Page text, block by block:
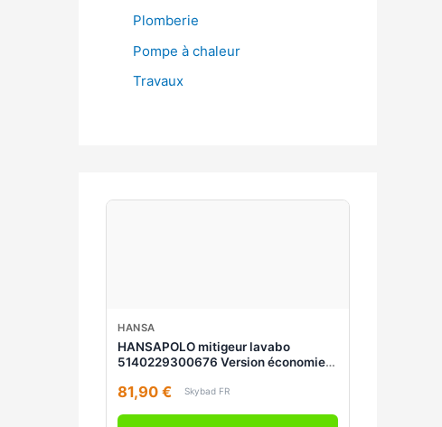
Plomberie
Pompe à chaleur
Travaux
HANSA
HANSAPOLO mitigeur lavabo
5140229300676 Version économie
saillie 103 mm, chromé
81,90 € Skybad FR